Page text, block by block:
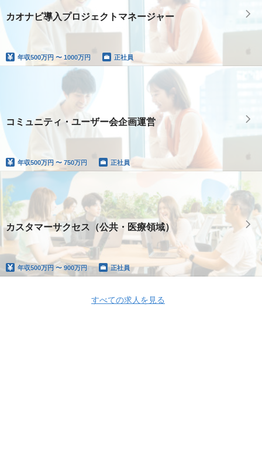
カオナビ導入プロジェクトマネージャー
年収500万円 〜 1000万円 正社員
コミュニティ・ユーザー会企画運営
年収500万円 〜 750万円 正社員
カスタマーサクセス（公共・医療領域）
年収500万円 〜 900万円 正社員
すべての求人を見る